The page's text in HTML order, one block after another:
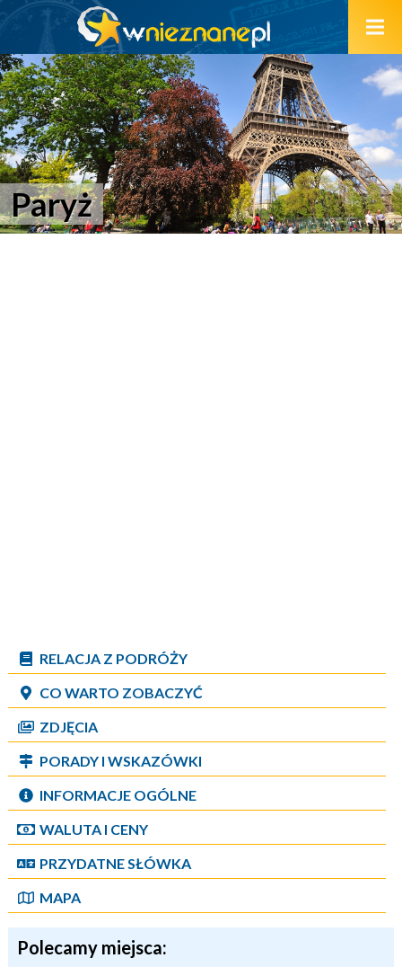
Paryż
RELACJA Z PODRÓŻY
CO WARTO ZOBACZYĆ
ZDJĘCIA
PORADY I WSKAZÓWKI
INFORMACJE OGÓLNE
WALUTA I CENY
PRZYDATNE SŁÓWKA
MAPA
Polecamy miejsca: